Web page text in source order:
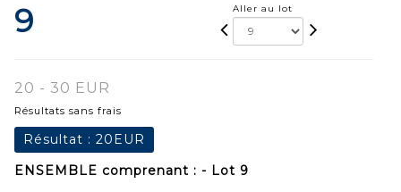
9 Aller au lot
20 - 30 EUR
Résultats sans frais
Résultat : 20EUR
ENSEMBLE comprenant : - Lot 9